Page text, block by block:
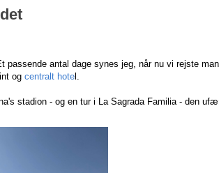
antal dage synes jeg, når nu vi rejste
og centralt hote l.
stadion - og en tur i La Sagrada Familia - den